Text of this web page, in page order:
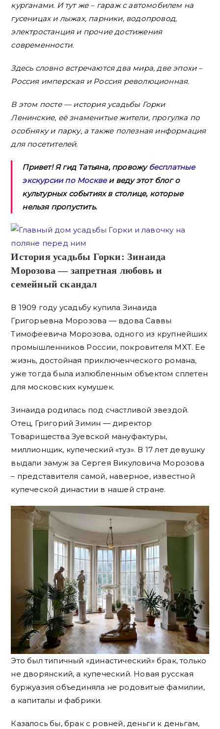
курганами. И тут же – гараж с автомобилем на
гусеницах и лыжах, парники, водопровод,
электростанция и прочие достижения
современности.
Здесь словно встречаются два мира, две эпохи –
Россия имперская и Россия революционная.
В этом посте — история усадьбы Горки
Ленинские, её знаменитые жители, прогулка по
особняку и парку, а также полезная информация
для посетителей.
Привет! Я гид Татьяна, провожу бесплатные
экскурсии по Москвеи веду этот блог о
культурных событиях в столице, которые
нельзя пропустить.
История усадьбы Горки: Зинаида
Морозова — запретная любовь и
семейный скандал
В 1909 году усадьбу купила Зинаида
Григорьевна Морозова — вдова Саввы
Тимофеевича Морозова, одного из крупнейших
промышленников России, покровителя МХТ. Ее
жизнь, достойная приключенческого романа,
уже тогда была излюбленным объектом сплетен
для московских кумушек.
Зинаида родилась под счастливой звездой.
Отец, Григорий Зимин — директор
Товарищества Зуевской мануфактуры,
миллионщик, купеческий «туз». В 17 лет девушку
выдали замуж за Сергея Викуловича Морозова
– представителя самой, наверное, известной
купеческой династии в нашей стране.
Это был типичный «династический» брак, только
не дворянский, а купеческий. Новая русская
буржуазия объединяла не родовитые фамилии,
а капиталы и фабрики.
Казалось бы, брак с ровней, деньги к деньгам,